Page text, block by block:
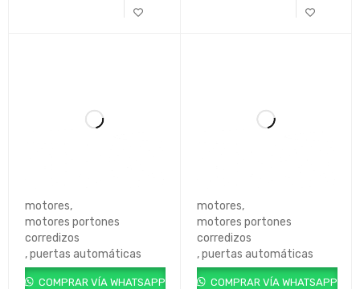
motores,
motores portones
corredizos
,puertas automáticas
COMPRAR VÍA WHATSAPP
motores,
motores portones
corredizos
,puertas automáticas
COMPRAR VÍA WHATSAPP